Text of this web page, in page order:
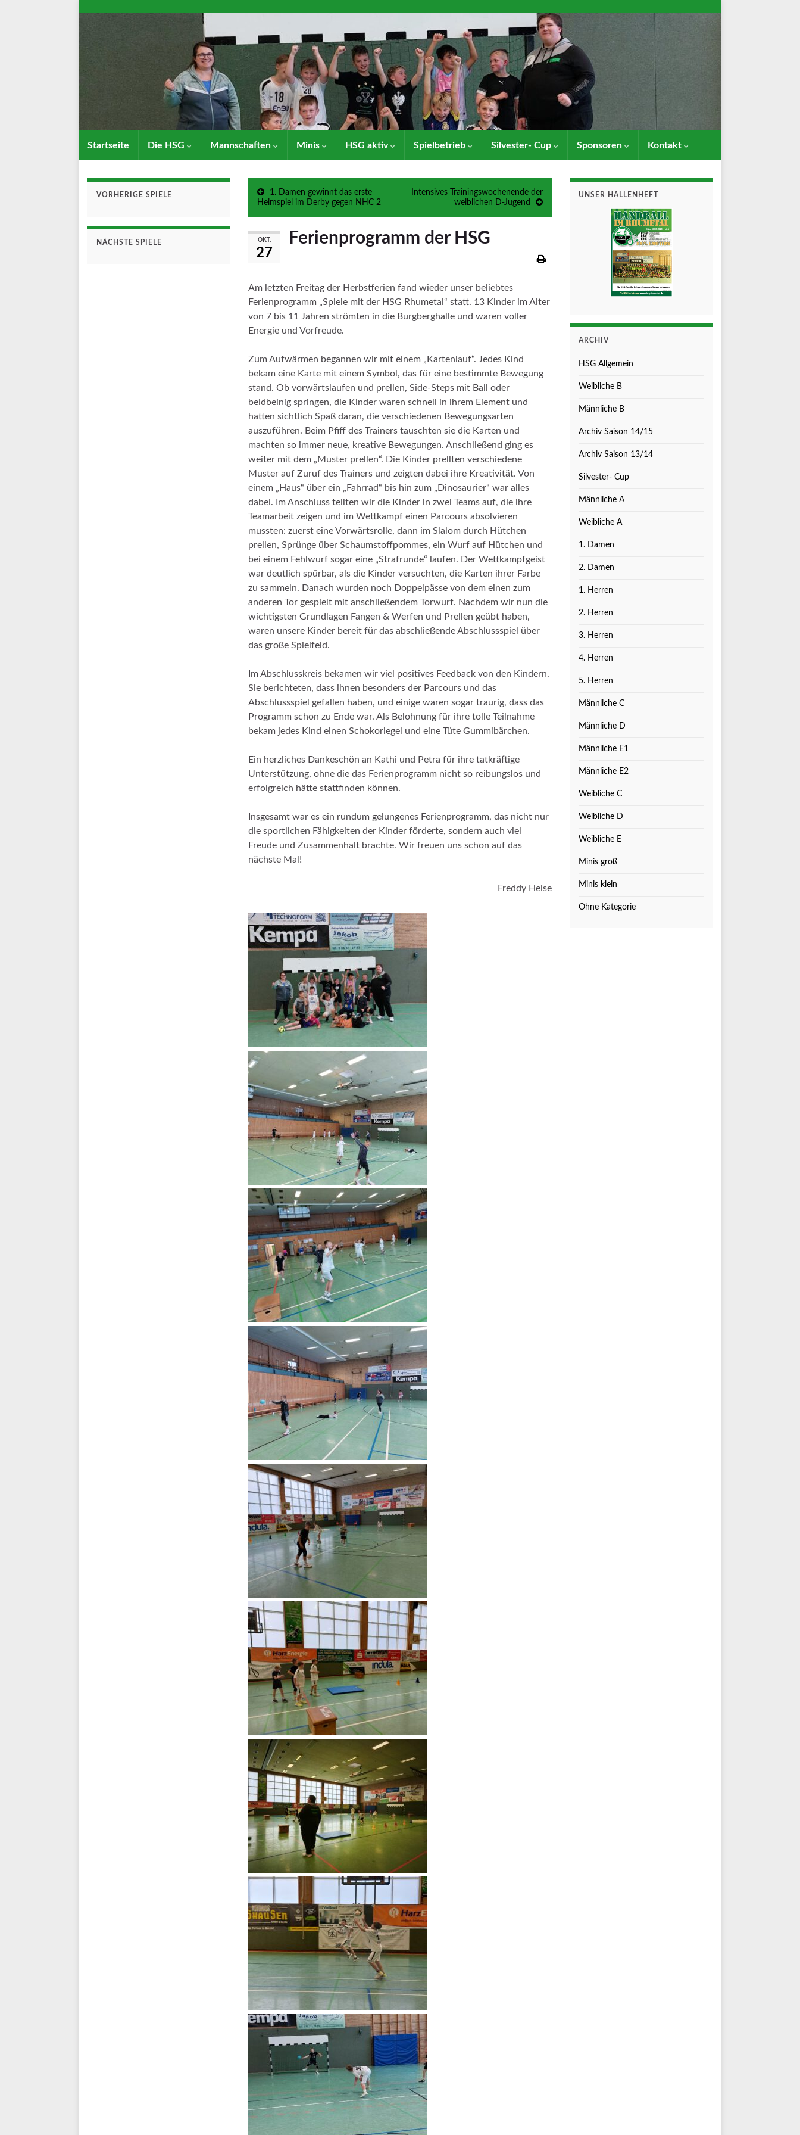
Startseite Die HSG Mannschaften Minis HSG aktiv Spielbetrieb Silvester- Cup Sponsoren Kontakt
1. Damen gewinnt das erste
Heimspiel im Derby gegen NHC 2
Intensives Trainingswochenende der
weiblichen D-Jugend
OKT.
27
Ferienprogramm der HSG
Am letzten Freitag der Herbstferien fand wieder unser beliebtes
Ferienprogramm „Spiele mit der HSG Rhumetal“ statt. 13 Kinder im Alter
von 7 bis 11 Jahren strömten in die Burgberghalle und waren voller
Energie und Vorfreude.
Zum Aufwärmen begannen wir mit einem „Kartenlauf“. Jedes Kind
bekam eine Karte mit einem Symbol, das für eine bestimmte Bewegung
stand. Ob vorwärtslaufen und prellen, Side-Steps mit Ball oder
beidbeinig springen, die Kinder waren schnell in ihrem Element und
hatten sichtlich Spaß daran, die verschiedenen Bewegungsarten
auszuführen. Beim Pfiff des Trainers tauschten sie die Karten und
machten so immer neue, kreative Bewegungen. Anschließend ging es
weiter mit dem „Muster prellen“. Die Kinder prellten verschiedene
Muster auf Zuruf des Trainers und zeigten dabei ihre Kreativität. Von
einem „Haus“ über ein „Fahrrad“ bis hin zum „Dinosaurier“ war alles
dabei. Im Anschluss teilten wir die Kinder in zwei Teams auf, die ihre
Teamarbeit zeigen und im Wettkampf einen Parcours absolvieren
mussten: zuerst eine Vorwärtsrolle, dann im Slalom durch Hütchen
prellen, Sprünge über Schaumstoffpommes, ein Wurf auf Hütchen und
bei einem Fehlwurf sogar eine „Strafrunde“ laufen. Der Wettkampfgeist
war deutlich spürbar, als die Kinder versuchten, die Karten ihrer Farbe
zu sammeln. Danach wurden noch Doppelpässe von dem einen zum
anderen Tor gespielt mit anschließendem Torwurf. Nachdem wir nun die
wichtigsten Grundlagen Fangen & Werfen und Prellen geübt haben,
waren unsere Kinder bereit für das abschließende Abschlussspiel über
das große Spielfeld.
Im Abschlusskreis bekamen wir viel positives Feedback von den Kindern.
Sie berichteten, dass ihnen besonders der Parcours und das
Abschlussspiel gefallen haben, und einige waren sogar traurig, dass das
Programm schon zu Ende war. Als Belohnung für ihre tolle Teilnahme
bekam jedes Kind einen Schokoriegel und eine Tüte Gummibärchen.
Ein herzliches Dankeschön an Kathi und Petra für ihre tatkräftige
Unterstützung, ohne die das Ferienprogramm nicht so reibungslos und
erfolgreich hätte stattfinden können.
Insgesamt war es ein rundum gelungenes Ferienprogramm, das nicht nur
die sportlichen Fähigkeiten der Kinder förderte, sondern auch viel
Freude und Zusammenhalt brachte. Wir freuen uns schon auf das
nächste Mal!
Freddy Heise
VORHERIGE SPIELE
NÄCHSTE SPIELE
UNSER HALLENHEFT
ARCHIV
HSG Allgemein
Weibliche B
Männliche B
Archiv Saison 14/15
Archiv Saison 13/14
Silvester- Cup
Männliche A
Weibliche A
1. Damen
2. Damen
1. Herren
2. Herren
3. Herren
4. Herren
5. Herren
Männliche C
Männliche D
Männliche E1
Männliche E2
Weibliche C
Weibliche D
Weibliche E
Minis groß
Minis klein
Ohne Kategorie